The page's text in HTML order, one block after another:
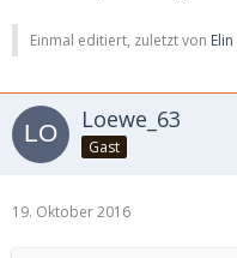
Einmal editiert, zuletzt von Elin
Loewe_63
Gast
19. Oktober 2016